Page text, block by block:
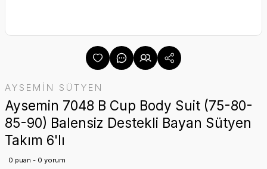
AYSEMİN SÜTYEN
Aysemin 7048 B Cup Body Suit (75-80-
85-90) Balensiz Destekli Bayan Sütyen
Takım 6'lı
0 puan - 0 yorum